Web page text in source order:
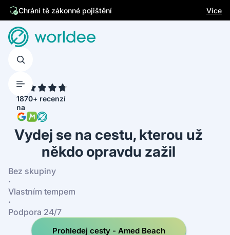
Chrání tě zákonné pojištění Více
1870+ recenzí
na
Vydej se na cestu, kterou už
někdo opravdu zažil
Bez skupiny
·
Vlastním tempem
·
Podpora 24/7
Prohledej cesty - Amed Beach